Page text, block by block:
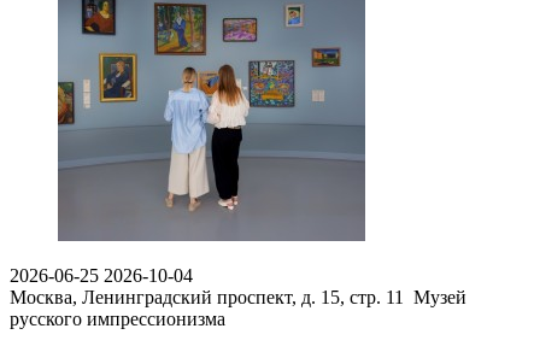
2026-06-25 2026-10-04
Москва, Ленинградский проспект, д. 15, стр. 11
Музей
русского импрессионизма